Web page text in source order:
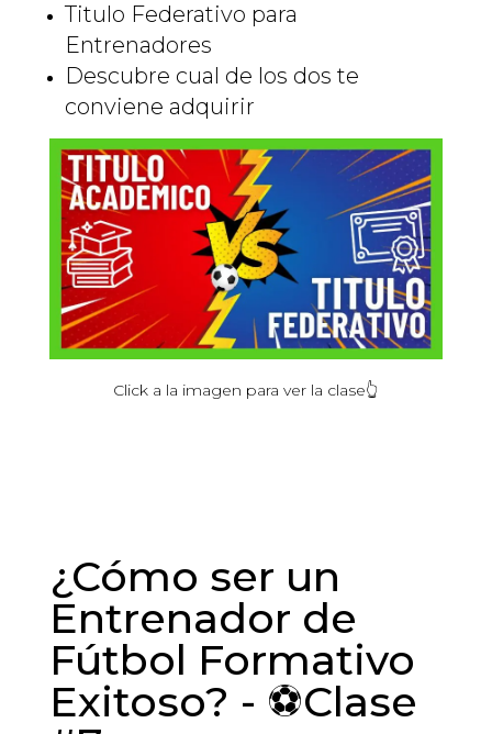
Click a la imagen para ver la clase👆
Titulo Federativo para
Entrenadores
Descubre cual de los dos te
conviene adquirir
¿Cómo ser un
Entrenador de
Fútbol Formativo
Exitoso? - ⚽Clase